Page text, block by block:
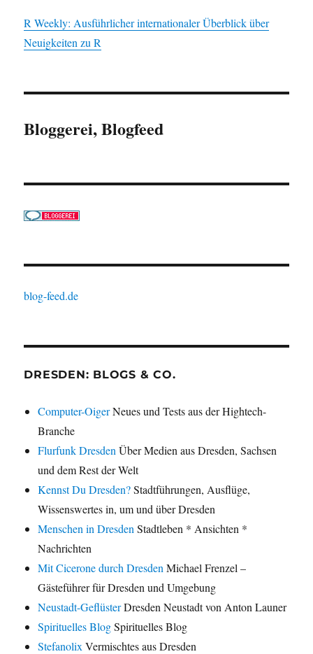
R Weekly: Ausführlicher internationaler Überblick über
Neuigkeiten zu R
Bloggerei, Blogfeed
blog-feed.de
DRESDEN: BLOGS & CO.
Computer-OigerNeues und Tests aus der Hightech-
Branche
Flurfunk Dresden Über Medien aus Dresden, Sachsen
und dem Rest der Welt
Kennst Du Dresden?Stadtführungen, Ausflüge,
Wissenswertes in, um und über Dresden
Menschen in Dresden Stadtleben * Ansichten *
Nachrichten
Mit Cicerone durch Dresden Michael Frenzel –
Gästeführer für Dresden und Umgebung
Neustadt-GeflüsterDresden Neustadt von Anton Launer
Spirituelles BlogSpirituelles Blog
Stefanolix Vermischtes aus Dresden